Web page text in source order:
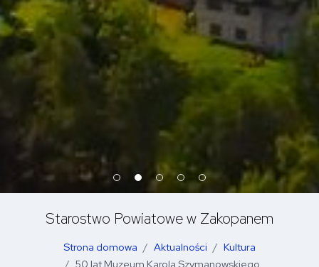
Starostwo Powiatowe w Zakopanem
Strona domowa Aktualności
Kultura
50 lat Muzeum Karola Szymanowskiego